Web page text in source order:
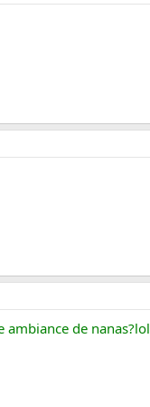
ambiance de nanas?lol